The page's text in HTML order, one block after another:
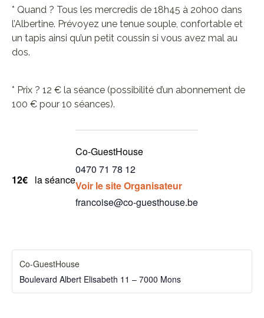
* Quand ? Tous les mercredis de 18h45 à 20h00 dans
l’Albertine. Prévoyez une tenue souple, confortable et
un tapis ainsi qu’un petit coussin si vous avez mal au
dos.
* Prix ? 12 € la séance (possibilité d’un abonnement de
100 € pour 10 séances).
12€ la séance
Co-GuestHouse
0470 71 78 12
Voir le site Organisateur
francoise@co-guesthouse.be
Co-GuestHouse
Boulevard Albert Elisabeth 11 – 7000 Mons